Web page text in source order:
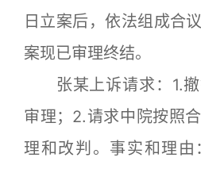
日立案后，依法组成合
案现已审理终结。
张某上诉请求：1.撤
审理；2.请求中院按照
理和改判。事实和理由